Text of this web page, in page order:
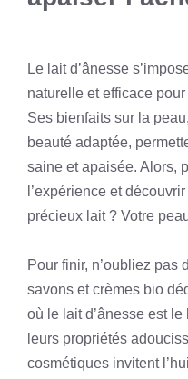
Le lait d’ânesse
naturelle et efficace
Ses bienfaits sur la
beauté adaptée,
saine et apaisée. Alors,
l’expérience et
précieux lait ? Votre
Pour finir, n’oubliez pas
savons et crèmes bio
où le lait d’ânesse est
leurs propriétés
cosmétiques invitent